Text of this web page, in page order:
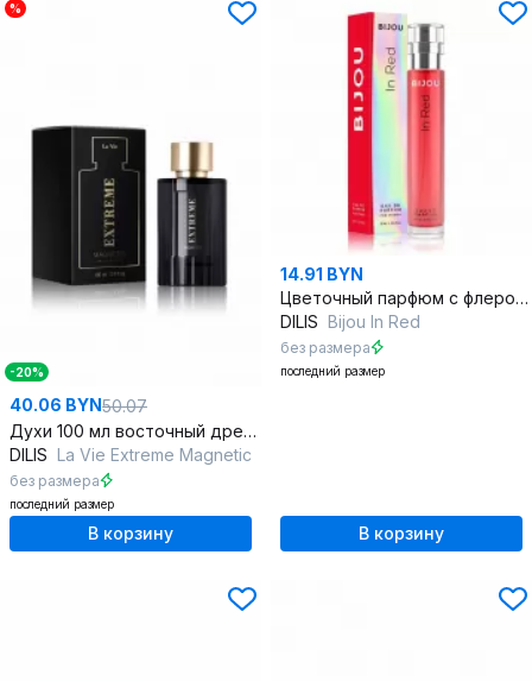
%
-20%
40.06 BYN50.07
Духи 100 мл восточный древесный аромат с специями
DILIS La Vie Extreme Magnetic
без размера
последний размер
В корзину
14.91 BYN
Цветочный парфюм с флером чувственности и таинства
DILIS Bijou In Red
без размера
последний размер
В корзину